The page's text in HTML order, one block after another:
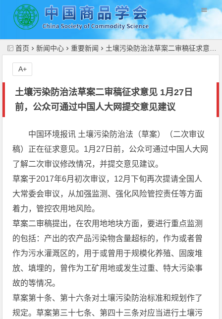
首页 新闻中心 重要新闻 土壤污染防治法草案二审稿征求意见 1月27日前，公众可通过中国人大网提交意见建议
土壤污染防治法草案二审稿征求意见 1月27日
前，公众可通过中国人大网提交意见建议
A+
中国环境报讯 土壤污染防治法（草案）（二次审议
稿）正在征求意见。1月27日前，公众可通过中国人大网
了解二次审议修改情况，并提交意见建议。
草案于2017年6月初次审议，12月下旬再次提请全国人
大常委会审议，从加强监测、强化风险管控责任等方面
着力，管控农用地风险。
草案二审稿提出，在农用地地块方面，要进行重点监测
的包括：产出的农产品污染物含量超标的，作为或者曾
作为污水灌溉区的，用于或曾用于规模化养殖、固废堆
放、填埋的，曾作为工矿用地或发生过重、特大污染事
故的等情况。
草案第十条、第十六条对土壤污染防治标准和规划作了
规定。草案第三十七条、第四十三条对应当进行土壤污